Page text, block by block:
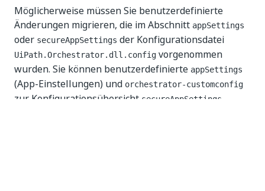
Möglicherweise müssen Sie benutzerdefinierte
Änderungen migrieren, die im Abschnitt appSettings
oder secureAppSettings der Konfigurationsdatei
UiPath.Orchestrator.dll.config vorgenommen
wurden. Sie können benutzerdefinierte appSettings
(App-Einstellungen) und orchestrator-customconfig
zur Konfigurationsübersicht secureAppSettings